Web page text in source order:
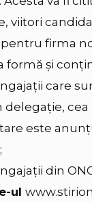
viitori
firma
formă și
care
delegație, cea
este
;
din
ul